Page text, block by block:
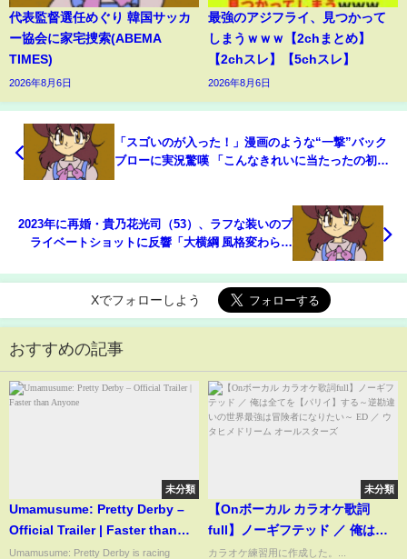
代表監督選任めぐり 韓国サッカ
ー協会に家宅捜索(ABEMA
TIMES)
2026年8月6日
最強のアジフライ、見つかって
しまうｗｗｗ【2chまとめ】
【2chスレ】【5chスレ】
2026年8月6日
「スゴいのが入った！」漫画のような“一撃”バック
ブローに実況驚嘆 「こんなきれいに当たったの初め
2023年に再婚・貴乃花光司（53）、ラフな装いのプ
ライベートショットに反響「大横綱 風格変わらな
Xでフォローしよう
おすすめの記事
未分類
Umamusume: Pretty Derby –
Official Trailer | Faster than
Anyone
Umamusume: Pretty Derby is racing
未分類
【Onボーカル カラオケ歌詞
full】ノーギフテッド ／ 俺は全
てを【パリイ】する～逆勘違い
カラオケ練習用に作成した。...